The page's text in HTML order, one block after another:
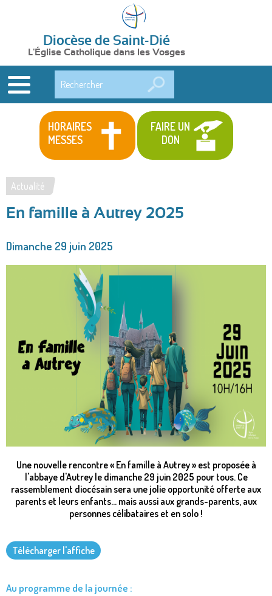
Diocèse de Saint-Dié
L'Église Catholique dans les Vosges
HORAIRES
MESSES
FAIRE UN
DON
Vous
êtes
ici
Actualité
En famille à Autrey 2025
Dimanche 29 juin 2025
Une nouvelle rencontre « En famille à Autrey » est proposée à
l'abbaye d'Autrey le dimanche 29 juin 2025 pour tous. Ce
rassemblement diocésain sera une jolie opportunité offerte aux
parents et leurs enfants... mais aussi aux grands-parents, aux
personnes célibataires et en solo !
Télécharger l'affiche
Au programme de la journée :